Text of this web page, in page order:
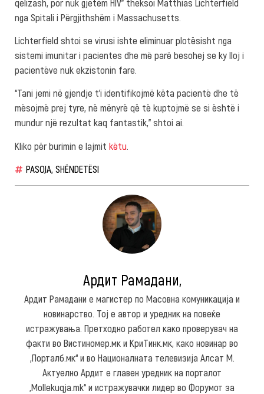
nga Spitali i Përgjithshëm i Massachusetts.
Lichterfield shtoi se virusi ishte eliminuar plotësisht nga
sistemi imunitar i pacientes dhe më parë besohej se ky lloj i
pacientëve nuk ekzistonin fare.
“Tani jemi në gjendje t’i identifikojmë këta pacientë dhe të
mësojmë prej tyre, në mënyrë që të kuptojmë se si është i
mundur një rezultat kaq fantastik,” shtoi ai.
Kliko për burimin e lajmit këtu
PASOJA, SHËNDETËSI
Ардит Рамадани,
Ардит Рамадани е магистер по Масовна комуникација и
новинарство. Тој е автор и уредник на повеќе
истражувања. Претходно работел како проверувач на
факти во Вистиномер.мк и КриТинк.мк, како новинар во
„Порталб.мк“ и во Националната телевизија Алсат М.
Актуелно Ардит е главен уредник на порталот
„Mollekuqja.mk“ и истражувачки лидер во Форумот за